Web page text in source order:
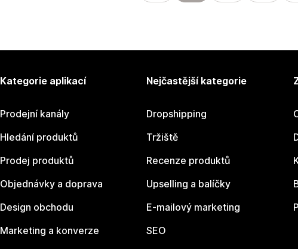
Kategorie aplikací
Prodejní kanály
Hledání produktů
Prodej produktů
Objednávky a doprava
Design obchodu
Marketing a konverze
Nejčastější kategorie
Dropshipping
Tržiště
Recenze produktů
Upselling a balíčky
E-mailový marketing
SEO